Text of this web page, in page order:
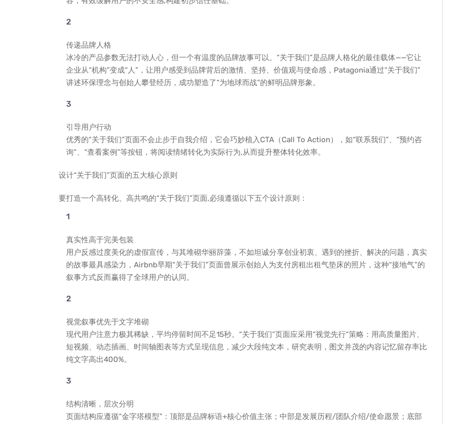
传递品牌人格
冰冷的产品参数无法打动人心，但一个有温度的品牌故事可以。“关于我们”是品牌人格化的最佳载体——它让
企业从“机构”变成“人”，让用户感受到品牌背后的激情、坚持、价值观与使命感，Patagonia通过“关于我们”
讲述环保理念与创始人攀登经历，成功塑造了“为地球而战”的鲜明品牌形象。
引导用户行动
优秀的“关于我们”页面不会止步于自我介绍，它会巧妙植入CTA（Call To Action），如“联系我们”、“预约咨
询”、“查看案例”等按钮，将阅读情绪转化为实际行为,从而提升整体转化效率。
设计“关于我们”页面的五大核心原则
要打造一个高转化、高共鸣的“关于我们”页面,必须遵循以下五个设计原则：
真实性高于完美包装
用户反感过度美化的虚假宣传，与其堆砌华丽辞藻，不如坦诚分享创业初衷、遇到的挫折、解决的问题，真实
的故事最具感染力，Airbnb早期“关于我们”页面曾展示创始人为支付房租出租气垫床的照片，这种“接地气”的
叙事方式反而赢得了全球用户的认同。
视觉叙事优先于文字堆砌
现代用户注意力极其稀缺，平均停留时间不足15秒。“关于我们”页面应采用“视觉先行”策略：用高质量图片、
短视频、动态插画、时间轴图表等方式呈现信息，减少大段纯文本，研究表明，图文并茂的内容记忆留存率比
纯文字高出400%。
结构清晰，层次分明
页面结构应遵循“金字塔模型”：顶部是品牌标语+核心价值主张；中部是发展历程/团队介绍/使命愿景；底部